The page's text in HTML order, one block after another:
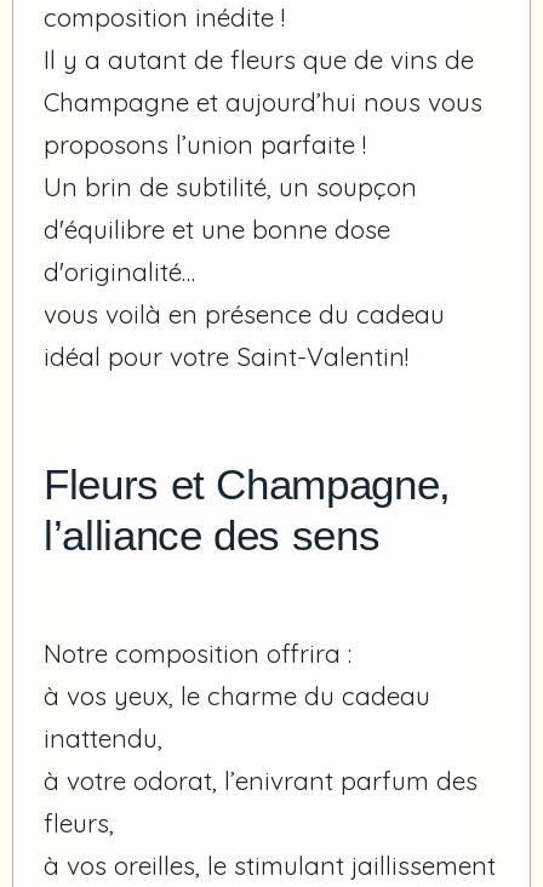
composition inédite !
Il y a autant de fleurs que de vins de
Champagne et aujourd’hui nous vous
proposons l’union parfaite !
Un brin de subtilité, un soupçon
d'équilibre et une bonne dose
d'originalité…
vous voilà en présence du cadeau
idéal pour votre Saint-Valentin!
Fleurs et Champagne,
l’alliance des sens
Notre composition offrira :
à vos yeux, le charme du cadeau
inattendu,
à votre odorat, l’enivrant parfum des
fleurs,
à vos oreilles, le stimulant jaillissement